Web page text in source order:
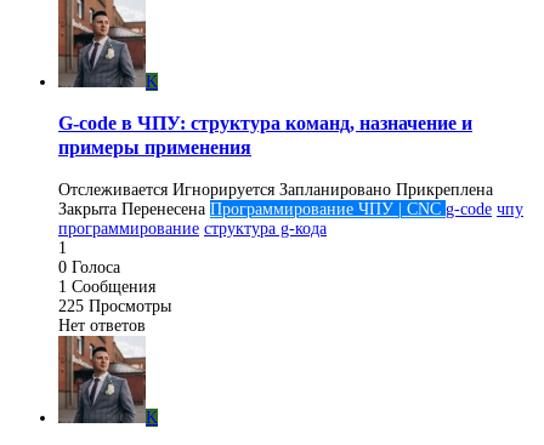
K
G-code в ЧПУ: структура команд, назначение и
примеры применения
Отслеживается Игнорируется Запланировано Прикреплена
Закрыта Перенесена Программирование ЧПУ | CNC g-code чпу
программирование структура g-кода
1
0 Голоса
1 Сообщения
225 Просмотры
Нет ответов
K